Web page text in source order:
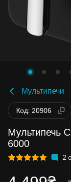
Мультипечи
Код: 20906
Мультипечь
6000
2